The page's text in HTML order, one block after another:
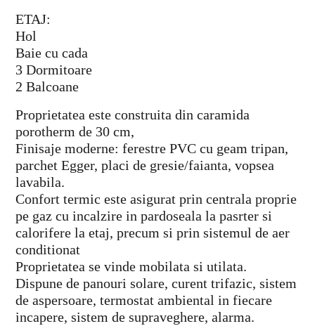
ETAJ:
Hol
Baie cu cada
3 Dormitoare
2 Balcoane
Proprietatea este construita din caramida
porotherm de 30 cm,
Finisaje moderne: ferestre PVC cu geam tripan,
parchet Egger, placi de gresie/faianta, vopsea
lavabila.
Confort termic este asigurat prin centrala proprie
pe gaz cu incalzire in pardoseala la pasrter si
calorifere la etaj, precum si prin sistemul de aer
conditionat
Proprietatea se vinde mobilata si utilata.
Dispune de panouri solare, curent trifazic, sistem
de aspersoare, termostat ambiental in fiecare
incapere, sistem de supraveghere, alarma.